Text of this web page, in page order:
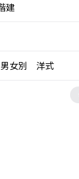
建
男女別 洋式